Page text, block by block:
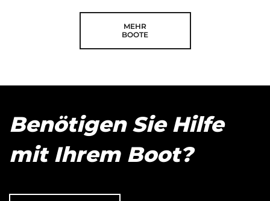
MEHR
BOOTE
Benötigen Sie Hilfe
mit Ihrem Boot?